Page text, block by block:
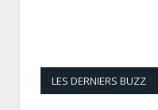
LES DERNIERS BUZZ